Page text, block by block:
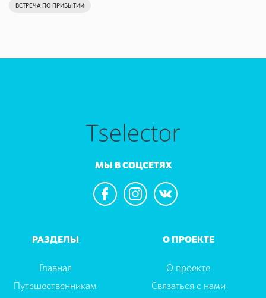
ВСТРЕЧА ПО ПРИБЫТИИ
РАЗДЕЛЫ
Главная
Путешественникам
О ПРОЕКТЕ
О проекте
Связаться с нами
МЫ В СОЦСЕТЯХ